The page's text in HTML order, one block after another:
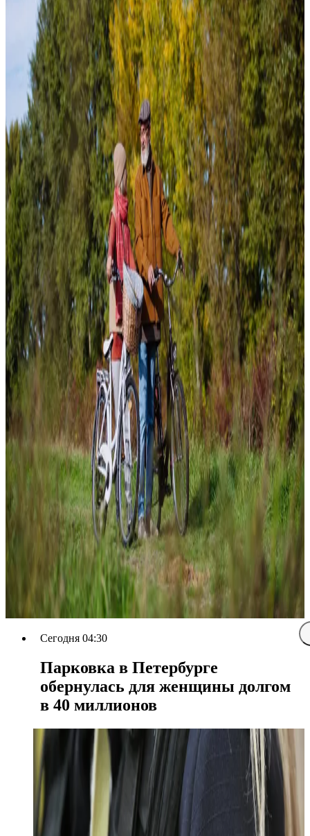
Сегодня 04:30
Парковка в Петербурге
обернулась для женщины долгом
в 40 миллионов